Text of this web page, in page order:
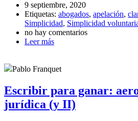
9 septiembre, 2020
Etiquetas: abogados, apelación,
Simplicidad, Simplicidad
no hay comentarios
Leer más
Pablo Franquet
Escribir para ganar:
jurídica (y II)